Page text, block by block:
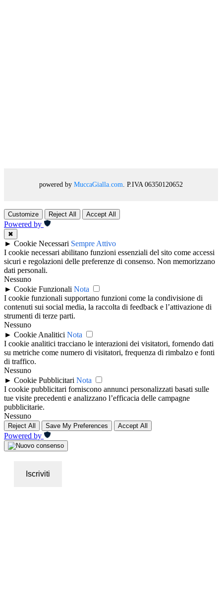
powered by MuccaGialla.com. P.IVA 06350120652
Customize Reject All Accept All
Powered by
✖
► Cookie Necessari Sempre Attivo
I cookie necessari abilitano funzioni essenziali del sito come accessi
sicuri e regolazioni delle preferenze di consenso. Non memorizzano
dati personali.
Nessuno
► Cookie Funzionali Nota
I cookie funzionali supportano funzioni come la condivisione di
contenuti sui social media, la raccolta di feedback e l’attivazione di
strumenti di terze parti.
Nessuno
► Cookie Analitici Nota
I cookie analitici tracciano le interazioni dei visitatori, fornendo dati
su metriche come numero di visitatori, frequenza di rimbalzo e fonti
di traffico.
Nessuno
► Cookie Pubblicitari Nota
I cookie pubblicitari forniscono annunci personalizzati basati sulle
tue visite precedenti e analizzano l’efficacia delle campagne
pubblicitarie.
Nessuno
Reject All Save My Preferences Accept All
Powered by
Iscriviti